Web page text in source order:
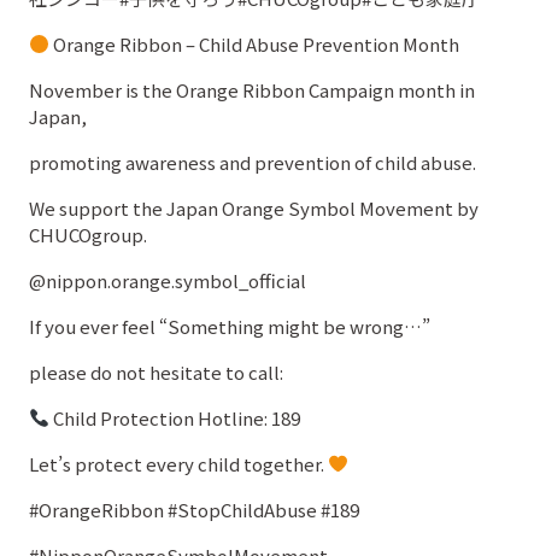
Orange Ribbon – Child Abuse Prevention Month
November is the Orange Ribbon Campaign month in
Japan,
promoting awareness and prevention of child abuse.
We support the Japan Orange Symbol Movement by
CHUCOgroup.
@nippon.orange.symbol_official
If you ever feel “Something might be wrong…”
please do not hesitate to call:
Child Protection Hotline: 189
Let’s protect every child together.
#OrangeRibbon #StopChildAbuse #189